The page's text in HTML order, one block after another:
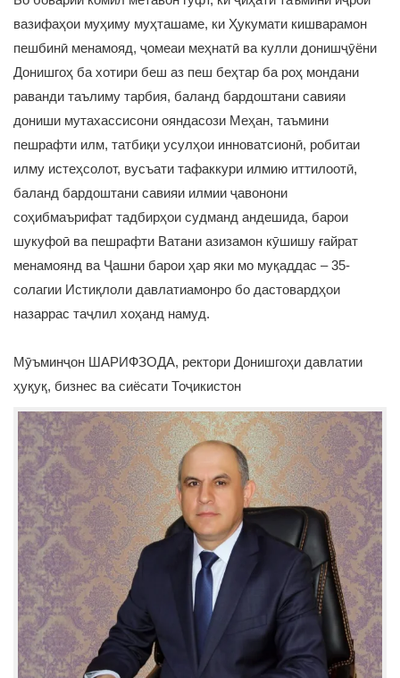
вазифаҳои муҳиму муҳташаме, ки Ҳукумати кишварамон
пешбинӣ менамояд, ҷомеаи меҳнатӣ ва кулли донишҷӯёни
Донишгоҳ ба хотири беш аз пеш беҳтар ба роҳ мондани
раванди таълиму тарбия, баланд бардоштани савияи
дониши мутахассисони ояндасози Меҳан, таъмини
пешрафти илм, татбиқи усулҳои инноватсионӣ, робитаи
илму истеҳсолот, вусъати тафаккури илмию иттилоотӣ,
баланд бардоштани савияи илмии ҷавонони
соҳибмаърифат тадбирҳои судманд андешида, барои
шукуфоӣ ва пешрафти Ватани азизамон кӯшишу ғайрат
менамоянд ва Ҷашни барои ҳар яки мо муқаддас – 35-
солагии Истиқлоли давлатиамонро бо дастовардҳои
назаррас таҷлил хоҳанд намуд.
Мӯъминҷон ШАРИФЗОДА, ректори Донишгоҳи давлатии
ҳуқуқ, бизнес ва сиёсати Тоҷикистон